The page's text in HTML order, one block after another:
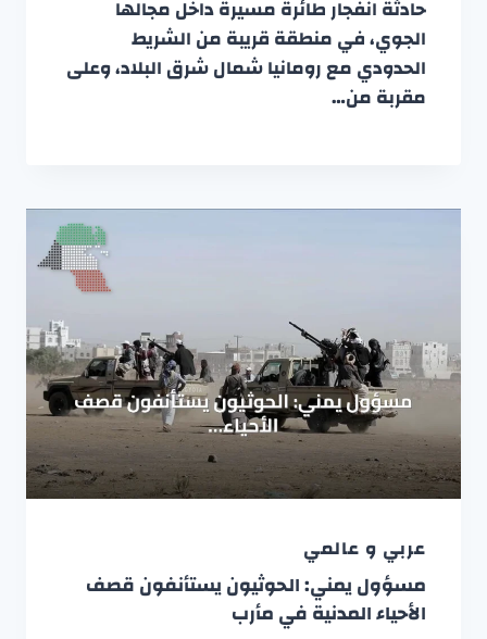
حادثة انفجار طائرة مسيرة داخل مجالها
الجوي، في منطقة قريبة من الشريط
الحدودي مع رومانيا شمال شرق البلاد، وعلى
مقربة من…
عربي و عالمي
مسؤول يمني: الحوثيون يستأنفون قصف
الأحياء المدنية في مأرب